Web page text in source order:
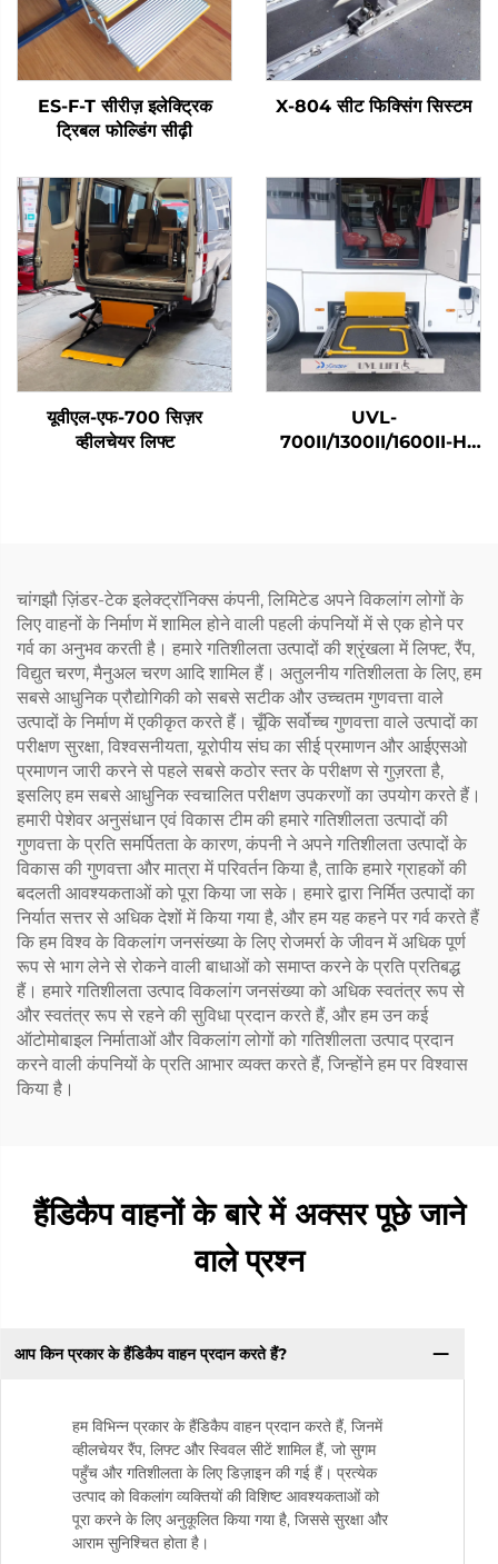
ES-F-T सीरीज़ इलेक्ट्रिक
ट्रिबल फोल्डिंग सीढ़ी
X-804 सीट फिक्सिंग सिस्टम
यूवीएल-एफ-700 सिज़र
व्हीलचेयर लिफ्ट
UVL-
700II/1300II/1600II-H
चांगझौ ज़िंडर-टेक इलेक्ट्रॉनिक्स कंपनी, लिमिटेड अपने विकलांग लोगों के
लिए वाहनों के निर्माण में शामिल होने वाली पहली कंपनियों में से एक होने पर
गर्व का अनुभव करती है। हमारे गतिशीलता उत्पादों की श्रृंखला में लिफ्ट, रैंप,
विद्युत चरण, मैनुअल चरण आदि शामिल हैं। अतुलनीय गतिशीलता के लिए, हम
सबसे आधुनिक प्रौद्योगिकी को सबसे सटीक और उच्चतम गुणवत्ता वाले
उत्पादों के निर्माण में एकीकृत करते हैं। चूँकि सर्वोच्च गुणवत्ता वाले उत्पादों का
परीक्षण सुरक्षा, विश्वसनीयता, यूरोपीय संघ का सीई प्रमाणन और आईएसओ
प्रमाणन जारी करने से पहले सबसे कठोर स्तर के परीक्षण से गुज़रता है,
इसलिए हम सबसे आधुनिक स्वचालित परीक्षण उपकरणों का उपयोग करते हैं।
हमारी पेशेवर अनुसंधान एवं विकास टीम की हमारे गतिशीलता उत्पादों की
गुणवत्ता के प्रति समर्पितता के कारण, कंपनी ने अपने गतिशीलता उत्पादों के
विकास की गुणवत्ता और मात्रा में परिवर्तन किया है, ताकि हमारे ग्राहकों की
बदलती आवश्यकताओं को पूरा किया जा सके। हमारे द्वारा निर्मित उत्पादों का
निर्यात सत्तर से अधिक देशों में किया गया है, और हम यह कहने पर गर्व करते हैं
कि हम विश्व के विकलांग जनसंख्या के लिए रोजमर्रा के जीवन में अधिक पूर्ण
रूप से भाग लेने से रोकने वाली बाधाओं को समाप्त करने के प्रति प्रतिबद्ध
हैं। हमारे गतिशीलता उत्पाद विकलांग जनसंख्या को अधिक स्वतंत्र रूप से
और स्वतंत्र रूप से रहने की सुविधा प्रदान करते हैं, और हम उन कई
ऑटोमोबाइल निर्माताओं और विकलांग लोगों को गतिशीलता उत्पाद प्रदान
करने वाली कंपनियों के प्रति आभार व्यक्त करते हैं, जिन्होंने हम पर विश्वास
किया है।
हैंडिकैप वाहनों के बारे में अक्सर पूछे जाने
वाले प्रश्न
आप किन प्रकार के हैंडिकैप वाहन प्रदान करते हैं?
हम विभिन्न प्रकार के हैंडिकैप वाहन प्रदान करते हैं, जिनमें
व्हीलचेयर रैंप, लिफ्ट और स्विवल सीटें शामिल हैं, जो सुगम
पहुँच और गतिशीलता के लिए डिज़ाइन की गई हैं। प्रत्येक
उत्पाद को विकलांग व्यक्तियों की विशिष्ट आवश्यकताओं को
पूरा करने के लिए अनुकूलित किया गया है, जिससे सुरक्षा और
आराम सुनिश्चित होता है।